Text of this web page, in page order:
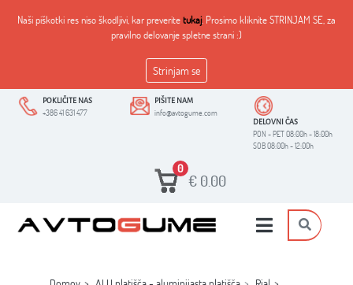
Naši piškotki res niso škodljivi, kar preveritetukaj. Prosimo kliknite STRINJAM SE, za
pravilno delovanje spletne strani :)
Strinjam se
POKLIČITE NAS
+386 41 631 477
PIŠITE NAM
info@avtogume.com
DELOVNI ČAS
PON - PET 08:00h - 18:00h
SOB 08:00h - 12:00h
0
€ 0.00